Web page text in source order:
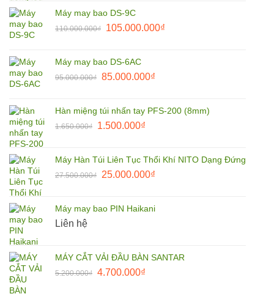
9.900.000₫.
7.500.000₫.
Máy may bao DS-9C
110.000.000₫
Giá
110.000.000₫.
105.000.000₫Giá
Máy may bao DS-6AC
95.000.000₫ Giá
95.000.000₫.
85.000.000₫Giá
là:
Hàn miệng túi nhấn tay PFS-200 (8mm)
1.650.000₫
Giá
1.650.000₫.
1.500.000₫Giá
là:
1.500.000₫.
Máy Hàn Túi Liên Tục Thổi Khí NITO Dạng Đứng
27.500.000₫
Giá
27.500.000₫.
25.000.000₫Giá
là:
Máy may bao PIN Haikani
Liên hệ
MÁY CẮT VẢI ĐẦU BÀN SANTAR
5.200.000₫ Giá
4.700.000₫Giá